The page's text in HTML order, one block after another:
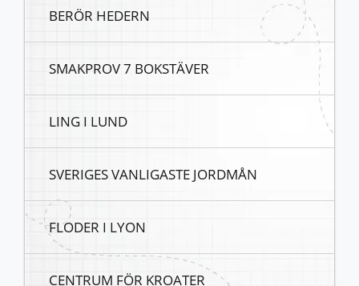
BERÖR HEDERN
SMAKPROV 7 BOKSTÄVER
LING I LUND
SVERIGES VANLIGASTE JORDMÅN
FLODER I LYON
CENTRUM FÖR KROATER